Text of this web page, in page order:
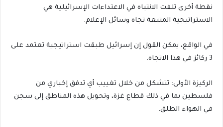
نقطة أخرى تلفت الانتباه في الاعتداءات الإسرائيلية هي
الاستراتيجية المتبعة تجاه وسائل الإعلام.
في الواقع، يمكن القول إن إسرائيل طبقت استراتيجية تعتمد على
3 ركائز في هذا الاتجاه.
الركيزة الأولى: تتشكل من خلال تغييب أي تدفق إخباري من
فلسطين بما في ذلك قطاع غزة، وتحويل هذه المناطق إلى سجن
في الهواء الطلق.